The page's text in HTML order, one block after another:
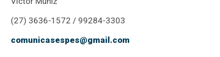
(27) 3636-1572 / 99284-3303
comunicasespes@gmail.com